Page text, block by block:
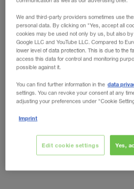
We and third-party providers sometimes use
personal data. By clicking on "Yes, accept all
cookies may be used not only by us, but also
Google LLC and YouTube LLC. Compared to
lower level of data protection. This is due to the
access this data for control and monitoring
possible against it.
You can find further information in the data
settings. You can revoke your consent at any
adjusting your preferences under "Cookie
Imprint
Yes,
Edit cookie settings